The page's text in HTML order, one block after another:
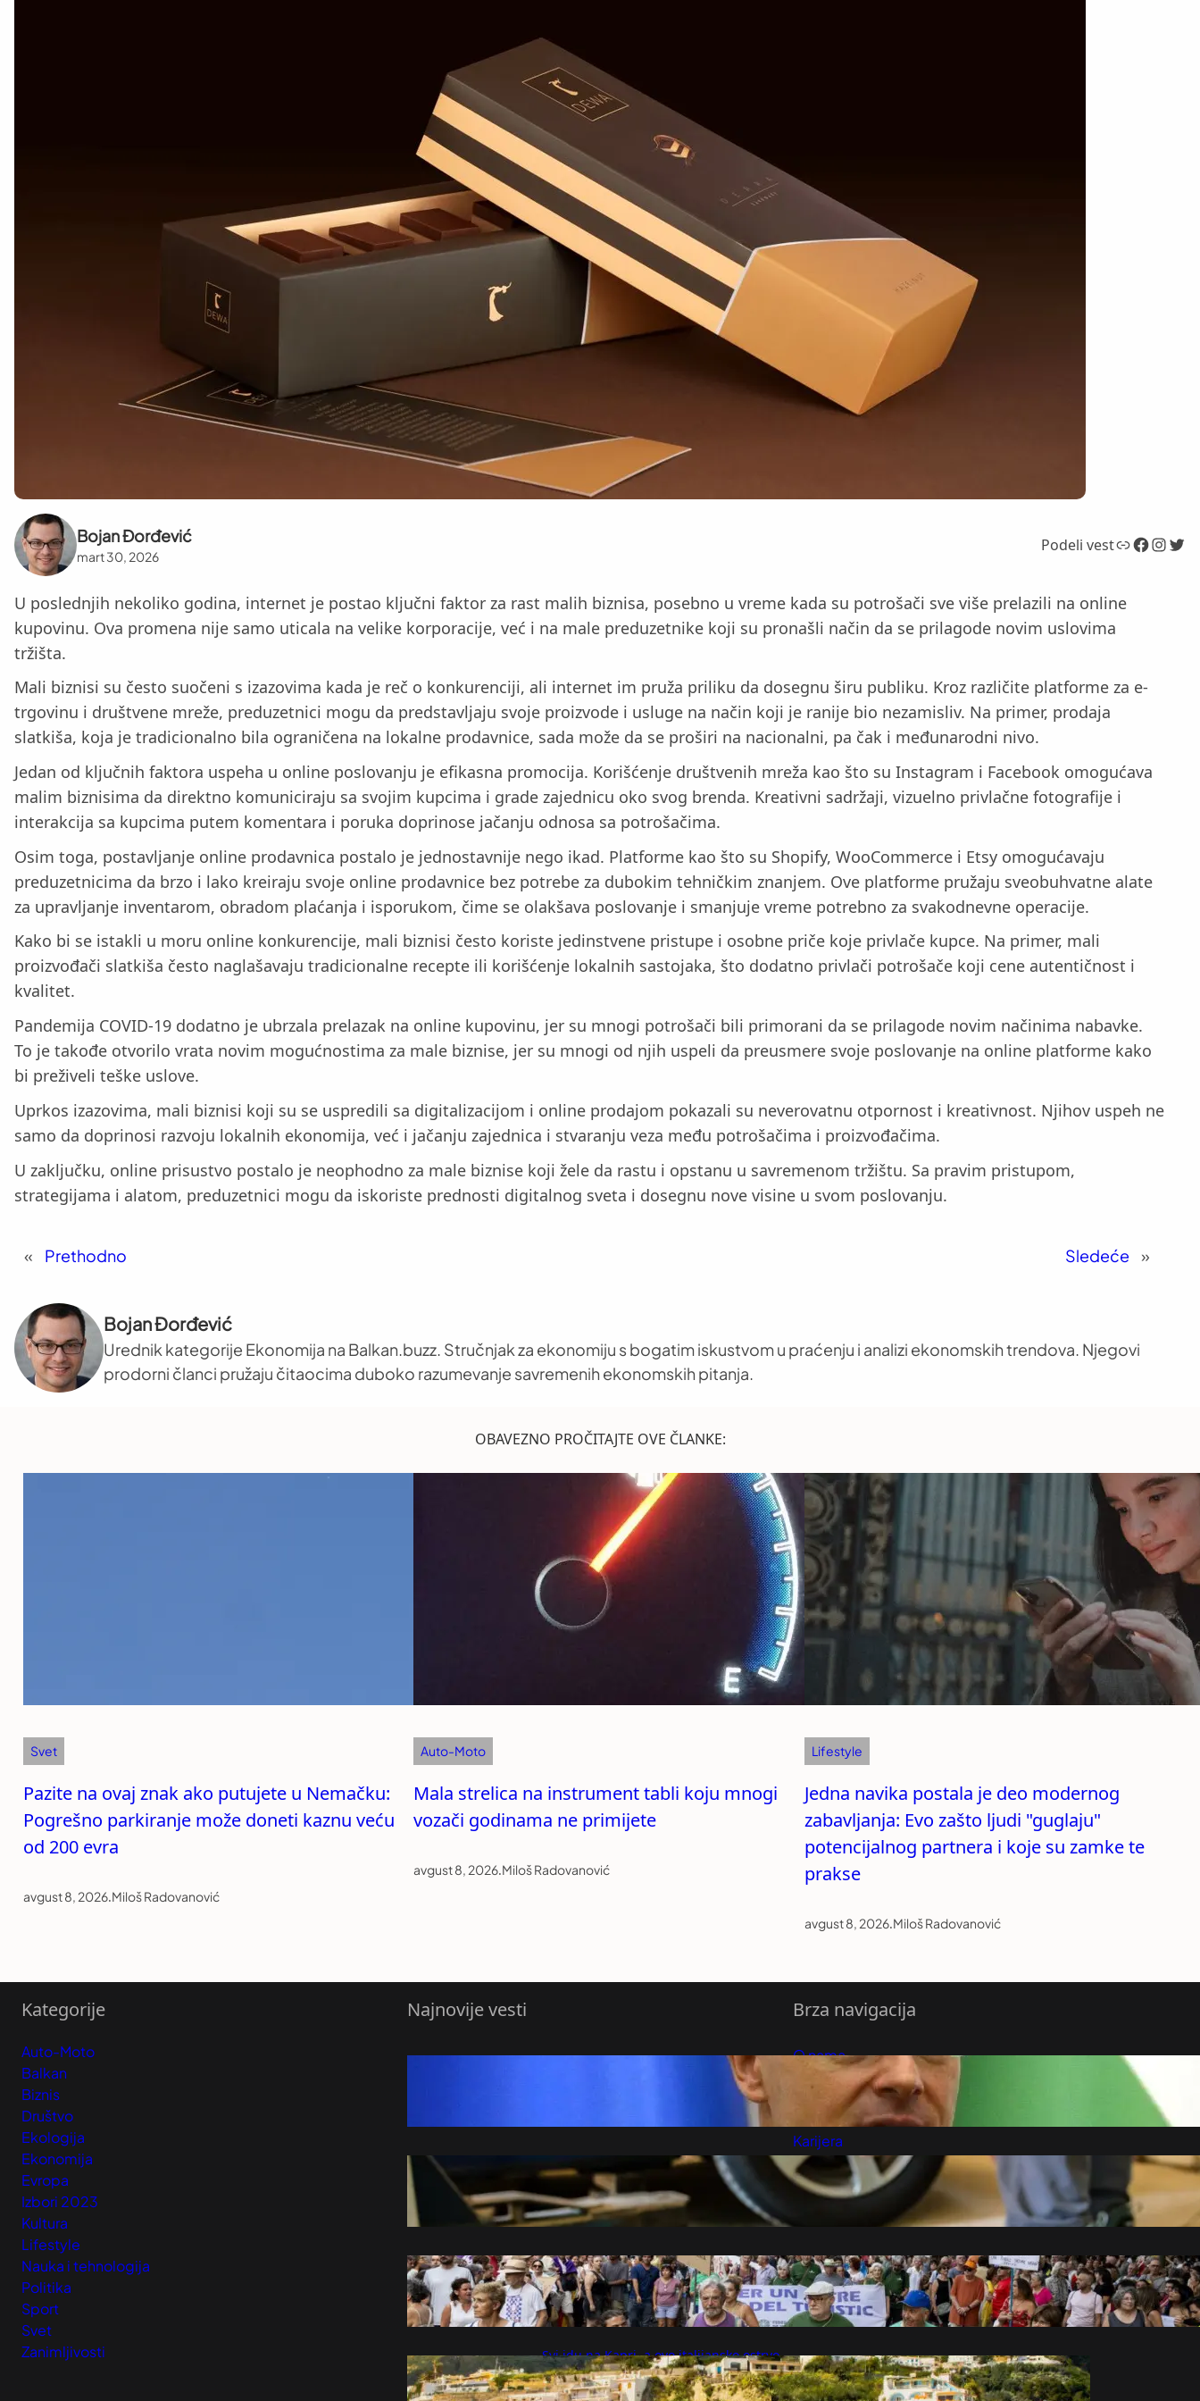
Bojan Đorđević
mart 30, 2026
Podeli vestLink Facebook InstagramTwitter
U poslednjih nekoliko godina, internet je postao ključni faktor za rast malih biznisa, posebno u vreme kada su potrošači sve više prelazili na online
kupovinu. Ova promena nije samo uticala na velike korporacije, već i na male preduzetnike koji su pronašli način da se prilagode novim uslovima
tržišta.
Mali biznisi su često suočeni s izazovima kada je reč o konkurenciji, ali internet im pruža priliku da dosegnu širu publiku. Kroz različite platforme za e-
trgovinu i društvene mreže, preduzetnici mogu da predstavljaju svoje proizvode i usluge na način koji je ranije bio nezamisliv. Na primer, prodaja
slatkiša, koja je tradicionalno bila ograničena na lokalne prodavnice, sada može da se proširi na nacionalni, pa čak i međunarodni nivo.
Jedan od ključnih faktora uspeha u online poslovanju je efikasna promocija. Korišćenje društvenih mreža kao što su Instagram i Facebook omogućava
malim biznisima da direktno komuniciraju sa svojim kupcima i grade zajednicu oko svog brenda. Kreativni sadržaji, vizuelno privlačne fotografije i
interakcija sa kupcima putem komentara i poruka doprinose jačanju odnosa sa potrošačima.
Osim toga, postavljanje online prodavnica postalo je jednostavnije nego ikad. Platforme kao što su Shopify, WooCommerce i Etsy omogućavaju
preduzetnicima da brzo i lako kreiraju svoje online prodavnice bez potrebe za dubokim tehničkim znanjem. Ove platforme pružaju sveobuhvatne alate
za upravljanje inventarom, obradom plaćanja i isporukom, čime se olakšava poslovanje i smanjuje vreme potrebno za svakodnevne operacije.
Kako bi se istakli u moru online konkurencije, mali biznisi često koriste jedinstvene pristupe i osobne priče koje privlače kupce. Na primer, mali
proizvođači slatkiša često naglašavaju tradicionalne recepte ili korišćenje lokalnih sastojaka, što dodatno privlači potrošače koji cene autentičnost i
kvalitet.
Pandemija COVID-19 dodatno je ubrzala prelazak na online kupovinu, jer su mnogi potrošači bili primorani da se prilagode novim načinima nabavke.
To je takođe otvorilo vrata novim mogućnostima za male biznise, jer su mnogi od njih uspeli da preusmere svoje poslovanje na online platforme kako
bi preživeli teške uslove.
Uprkos izazovima, mali biznisi koji su se uspredili sa digitalizacijom i online prodajom pokazali su neverovatnu otpornost i kreativnost. Njihov uspeh ne
samo da doprinosi razvoju lokalnih ekonomija, već i jačanju zajednica i stvaranju veza među potrošačima i proizvođačima.
U zaključku, online prisustvo postalo je neophodno za male biznise koji žele da rastu i opstanu u savremenom tržištu. Sa pravim pristupom,
strategijama i alatom, preduzetnici mogu da iskoriste prednosti digitalnog sveta i dosegnu nove visine u svom poslovanju.
« Prethodno Sledeće »
Bojan Đorđević
Urednik kategorije Ekonomija na Balkan.buzz. Stručnjak za ekonomiju s bogatim iskustvom u praćenju i analizi ekonomskih trendova. Njegovi
prodorni članci pružaju čitaocima duboko razumevanje savremenih ekonomskih pitanja.
OBAVEZNO PROČITAJTE OVE ČLANKE:
Svet
Pazite na ovaj znak ako putujete u Nemačku:
Pogrešno parkiranje može doneti kaznu veću
od 200 evra
avgust 8, 2026.Miloš Radovanović
Auto-Moto
Mala strelica na instrument tabli koju mnogi
vozači godinama ne primijete
avgust 8, 2026.Miloš Radovanović
Lifestyle
Jedna navika postala je deo modernog
zabavljanja: Evo zašto ljudi "guglaju"
potencijalnog partnera i koje su zamke te
prakse
avgust 8, 2026.Miloš Radovanović
Kategorije
Auto-Moto
Balkan
Biznis
Društvo
Ekologija
Ekonomija
Evropa
Izbori 2023
Kultura
Lifestyle
Nauka i tehnologija
Politika
Sport
Svet
Zanimljivosti
Najnovije vesti
Podneta prijava protiv bivšeg mađarskog
šefa diplomatije: Sumnja se da je primio
Jedna odluka može uticati na bezbednost
vožnje: Novi par guma treba staviti na
ovu osovinu
avgust 8, 2026
Protest u Soljeru na Majorki protiv
masovnog turizma
avgust 8, 2026
Svi idu na Kapri, a ovo italijansko ostrvo
nudi sličan mediteranski šarm: Čekaju
vas termalni izvori, prelepe plaže i
Brza navigacija
O nama
Predloži Vest
Pretplatite se na vesti
Karijera
Marketing
Kontakt